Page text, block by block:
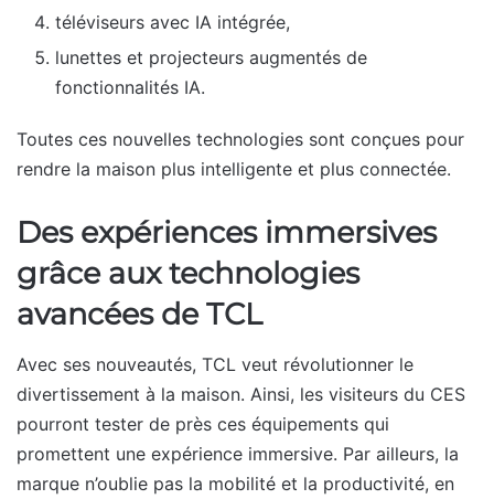
téléviseurs avec IA intégrée,
lunettes et projecteurs augmentés de
fonctionnalités IA.
Toutes ces nouvelles technologies sont conçues pour
rendre la maison plus intelligente et plus connectée.
Des expériences immersives
grâce aux technologies
avancées de TCL
Avec ses nouveautés, TCL veut révolutionner le
divertissement à la maison. Ainsi, les visiteurs du CES
pourront tester de près ces équipements qui
promettent une expérience immersive. Par ailleurs, la
marque n’oublie pas la mobilité et la productivité, en